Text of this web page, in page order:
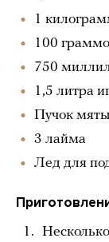
1
100
750
1,5 литра
Пучок мяты
3 лайма
Лед для